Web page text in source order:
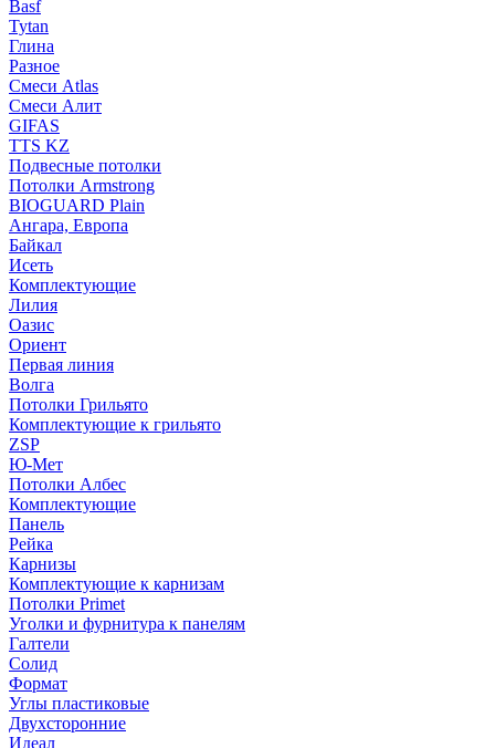
Basf
Tytan
Глина
Разное
Смеси Atlas
Смеси Алит
GIFAS
TTS KZ
Подвесные потолки
Потолки Armstrong
BIOGUARD Plain
Ангара, Европа
Байкал
Исеть
Комплектующие
Лилия
Оазис
Ориент
Первая линия
Волга
Потолки Грильято
Комплектующие к грильято
ZSP
Ю-Мет
Потолки Албес
Комплектующие
Панель
Рейка
Карнизы
Комплектующие к карнизам
Потолки Primet
Уголки и фурнитура к панелям
Галтели
Солид
Формат
Углы пластиковые
Двухсторонние
Идеал